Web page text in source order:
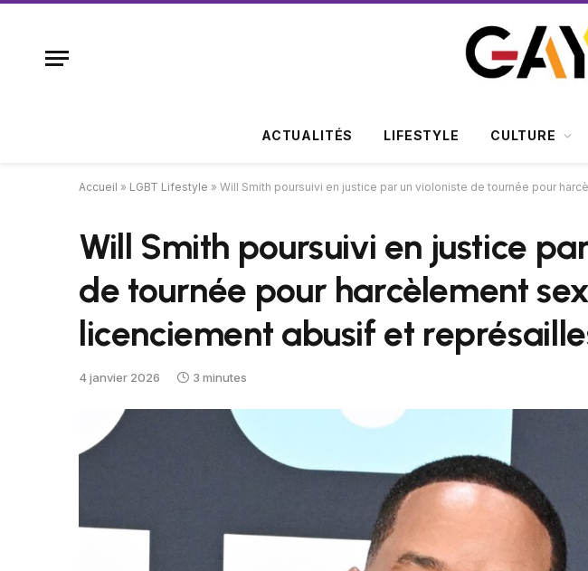
ACTUALITÉS LIFESTYLE CULTURE
Accueil » LGBT Lifestyle » Will Smith poursuivi en justice par un violoniste de tournée pour
Will Smith poursuivi en justice
de tournée pour harcèlement
licenciement abusif et
4 janvier 2026 3 minutes